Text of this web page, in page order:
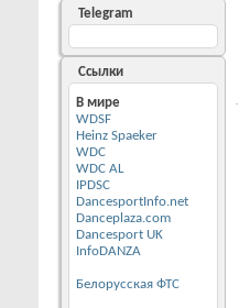
Telegram
Ссылки
В мире
WDSF
Heinz Spaeker
WDC
WDC AL
IPDSC
DancesportInfo.net
Danceplaza.com
Dancesport UK
InfoDANZA
Белорусская ФТС